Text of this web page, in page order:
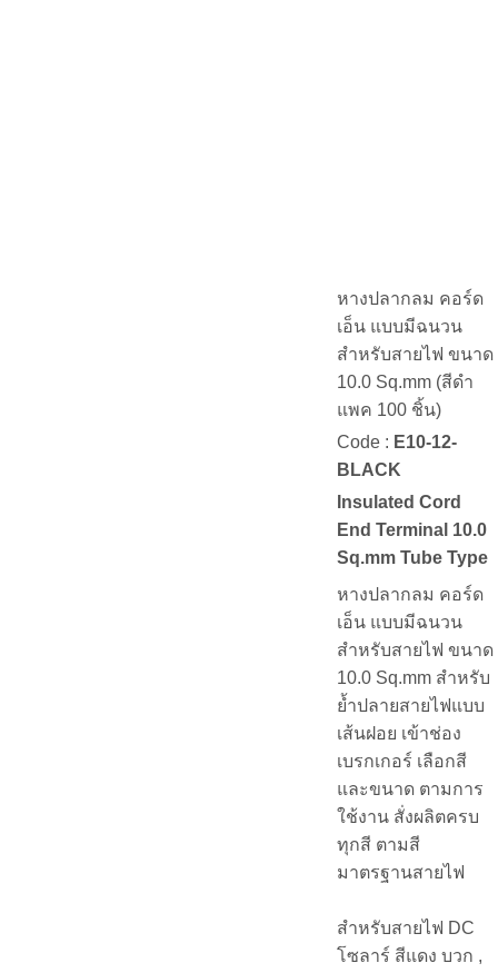
หางปลากลม คอร์ด
เอ็น แบบมีฉนวน
สำหรับสายไฟ ขนาด
10.0 Sq.mm (สีดำ
แพค 100 ชิ้น)
Code : E10-12-
BLACK
Insulated Cord
End Terminal 10.0
Sq.mm Tube Type
หางปลากลม คอร์ด
เอ็น แบบมีฉนวน
สำหรับสายไฟ ขนาด
10.0 Sq.mm สำหรับ
ย้ำปลายสายไฟแบบ
เส้นฝอย เข้าช่อง
เบรกเกอร์ เลือกสี
และขนาด ตามการ
ใช้งาน สั่งผลิตครบ
ทุกสี ตามสี
มาตรฐานสายไฟ
สำหรับสายไฟ DC
โซลาร์ สีแดง บวก ,